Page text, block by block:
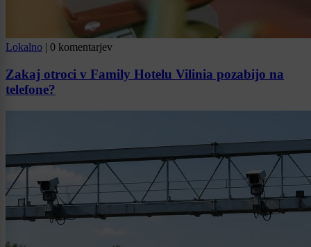
Lokalno | 0 komentarjev
Zakaj otroci v Family Hotelu Vilinia pozabijo na
telefone?